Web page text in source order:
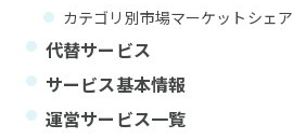
カテゴリ別市場マーケットシェア
代替サービス
サービス基本情報
運営サービス一覧